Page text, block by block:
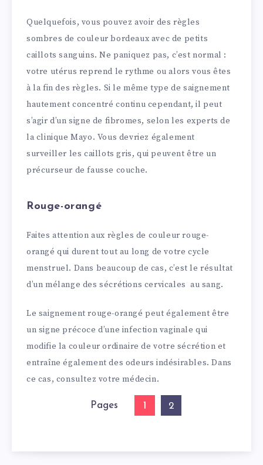
Quelquefois, vous pouvez avoir des règles
sombres de couleur bordeaux avec de petits
caillots sanguins. Ne paniquez pas, c’est normal :
votre utérus reprend le rythme ou alors vous êtes
à la fin des règles. Si le même type de saignement
hautement concentré continu cependant, il peut
s’agir d’un signe de fibromes, selon les experts de
la clinique Mayo. Vous devriez également
surveiller les caillots gris, qui peuvent être un
précurseur de fausse couche.
Rouge-orangé
Faites attention aux règles de couleur rouge-
orangé qui durent tout au long de votre cycle
menstruel. Dans beaucoup de cas, c’est le résultat
d’un mélange des sécrétions cervicales au sang.
Le saignement rouge-orangé peut également être
un signe précoce d’une infection vaginale qui
modifie la couleur ordinaire de votre sécrétion et
entraîne également des odeurs indésirables. Dans
ce cas, consultez votre médecin.
Pages 1 2